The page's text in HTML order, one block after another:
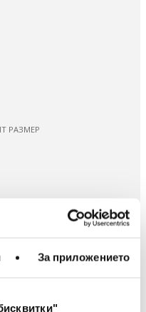
За приложението
РАЗМЕР
€.